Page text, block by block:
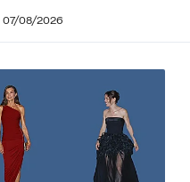
07/08/2026